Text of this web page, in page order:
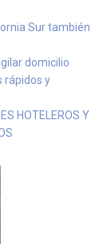
Sur también
domicilio
rápidos y
HOTELEROS Y